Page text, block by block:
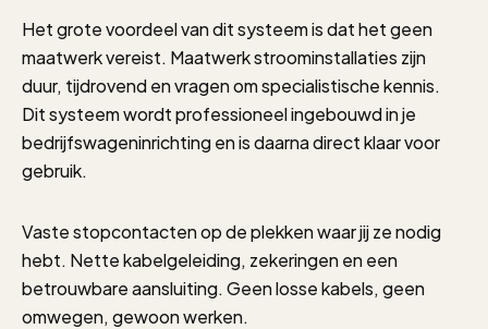
Het grote voordeel van dit systeem is dat het geen
maatwerk vereist. Maatwerk stroominstallaties zijn
duur, tijdrovend en vragen om specialistische kennis.
Dit systeem wordt professioneel ingebouwd in je
bedrijfswageninrichting en is daarna direct klaar voor
gebruik.
Vaste stopcontacten op de plekken waar jij ze nodig
hebt. Nette kabelgeleiding, zekeringen en een
betrouwbare aansluiting. Geen losse kabels, geen
omwegen, gewoon werken.